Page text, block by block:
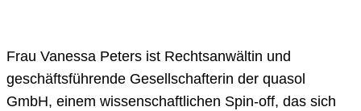
Frau Vanessa Peters ist Rechtsanwältin und
geschäftsführende Gesellschafterin der quasol
GmbH, einem wissenschaftlichen Spin-off, das sich